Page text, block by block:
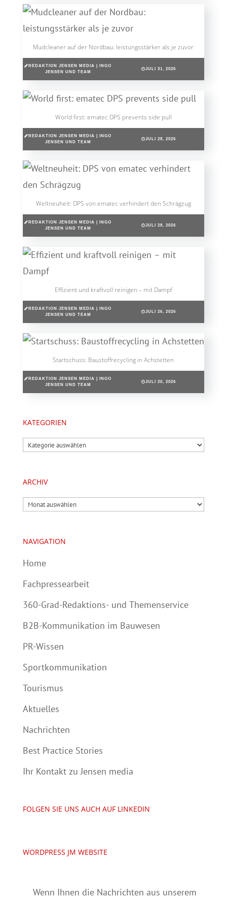
Mudcleaner auf der Nordbau: leistungsstärker als je zuvor
REDAKTION JENSEN MEDIA | INGO
JENSEN UND TEAM
JULI 31, 2026
World first: ematec DPS prevents side pull
REDAKTION JENSEN MEDIA | INGO
JENSEN UND TEAM
JULI 28, 2026
Weltneuheit: DPS von ematec verhindert den Schrägzug
REDAKTION JENSEN MEDIA | INGO
JENSEN UND TEAM
JULI 28, 2026
Effizient und kraftvoll reinigen – mit Dampf
REDAKTION JENSEN MEDIA | INGO
JENSEN UND TEAM
JULI 26, 2026
Startschuss: Baustoffrecycling in Achstetten
REDAKTION JENSEN MEDIA | INGO
JENSEN UND TEAM
JULI 20, 2026
KATEGORIEN
Kategorien
ARCHIV
Archiv
NAVIGATION
Home
Fachpressearbeit
360-Grad-Redaktions- und Themenservice
B2B-Kommunikation im Bauwesen
PR-Wissen
Sportkommunikation
Tourismus
Aktuelles
Nachrichten
Best Practice Stories
Ihr Kontakt zu Jensen media
FOLGEN SIE UNS AUCH AUF LINKEDIN
WORDPRESS JM WEBSITE
Wenn Ihnen die Nachrichten aus unserem